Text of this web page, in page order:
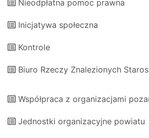
Nieodpłatna pomoc prawna
Inicjatywa społeczna
Kontrole
Biuro Rzeczy Znalezionych
Współpraca z organizacjami
Jednostki organizacyjne powiatu